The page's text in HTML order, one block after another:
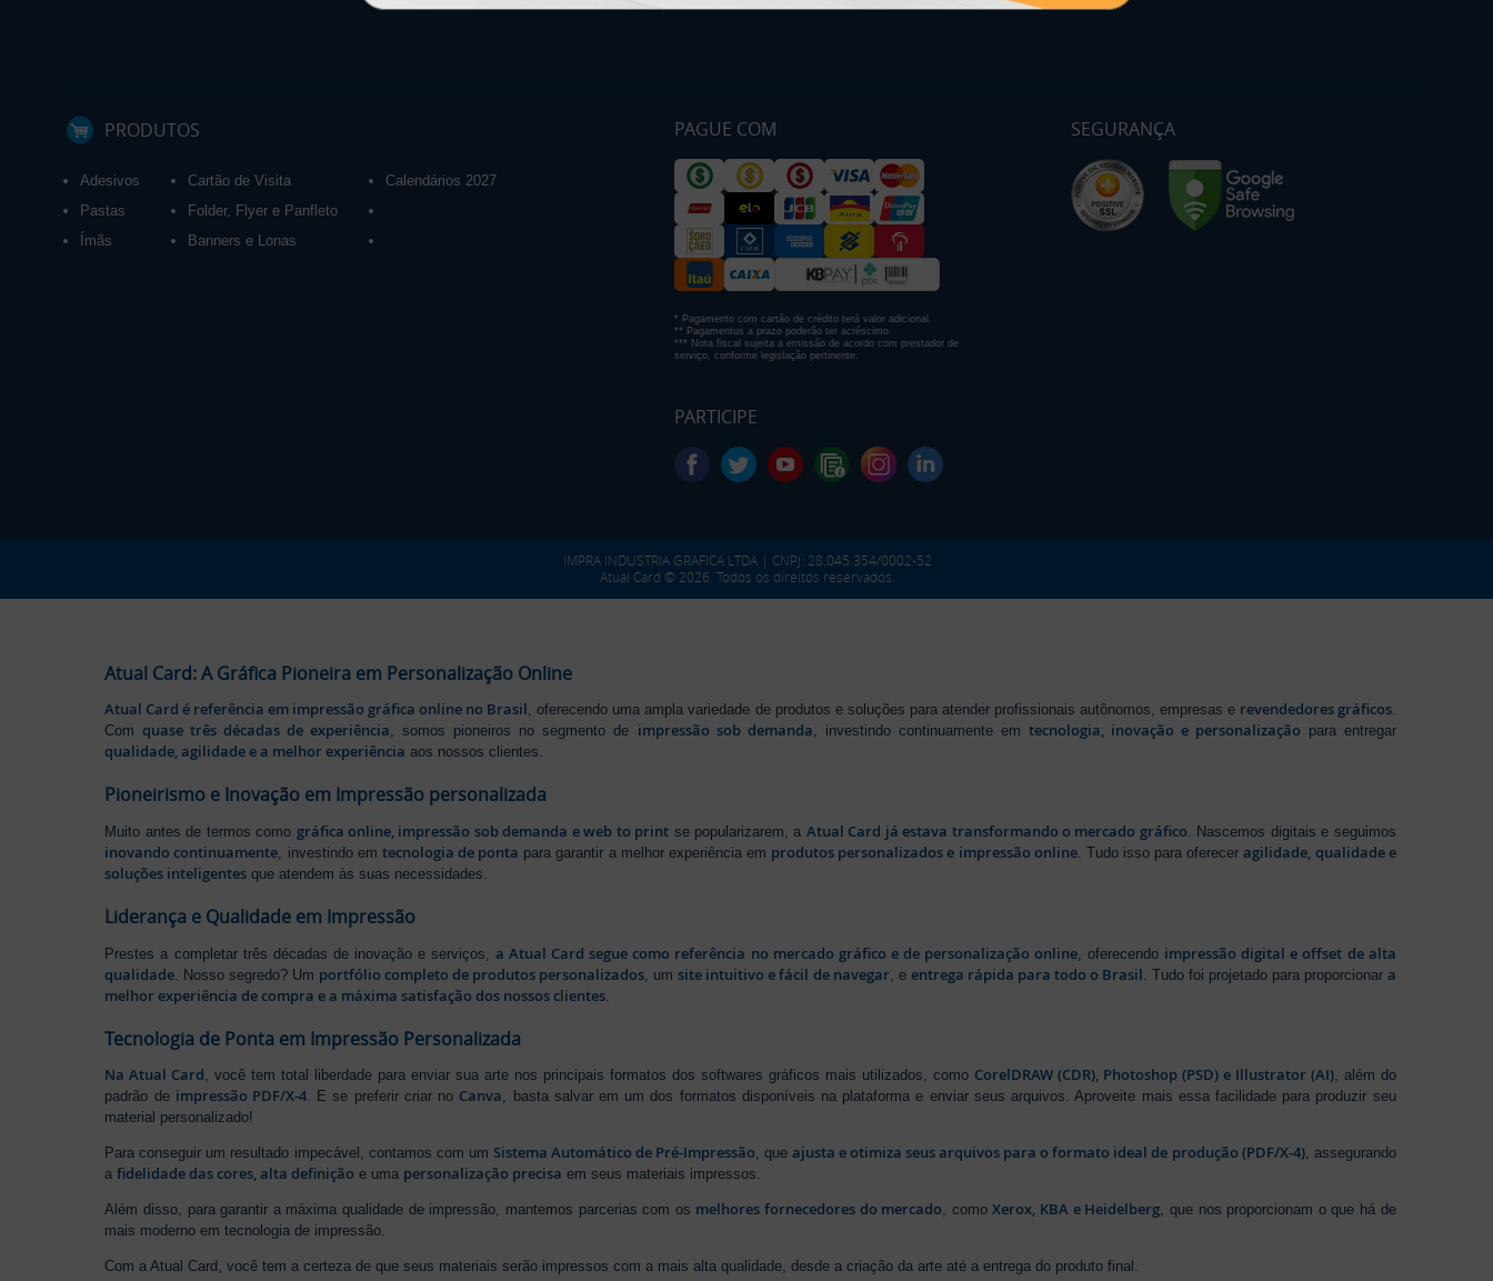
PRODUTOS
Adesivos
Pastas
Ímãs
Cartão de Visita
Folder, Flyer e Panfleto
Banners e Lonas
Calendários 2027
PAGUE COM
* Pagamento com cartão de crédito terá valor adicional.
** Pagamentos a prazo poderão ter acréscimo.
*** Nota fiscal sujeita a emissão de acordo com prestador de
serviço, conforme legislação pertinente.
PARTICIPE
SEGURANÇA
IMPRA INDUSTRIA GRAFICA LTDA | CNPJ: 28.045.354/0002-52
Atual Card © 2026. Todos os direitos reservados.
Atual Card: A Gráfica Pioneira em Personalização Online
Atual Card é referência em impressão gráfica online no Brasil, oferecendo uma ampla variedade de produtos e soluções para atender profissionais autônomos, empresas e revendedores gráficos.
Comquase três décadas de experiência, somos pioneiros no segmento de impressão sob demanda, investindo continuamente em tecnologia, inovação e personalização para entregar
qualidade, agilidade e a melhor experiência aos nossos clientes.
Pioneirismo e Inovação em Impressão personalizada
Muito antes de termos como gráfica online, impressão sob demanda e web to print se popularizarem, a Atual Card já estava transformando o mercado gráfico. Nascemos digitais e seguimos
inovando continuamente, investindo em tecnologia de ponta para garantir a melhor experiência em produtos personalizados e impressão online. Tudo isso para ofereceragilidade, qualidade e
soluções inteligentes que atendem às suas necessidades.
Liderança e Qualidade em Impressão
Prestes a completar três décadas de inovação e serviços,a Atual Card segue como referência no mercado gráfico e de personalização online , oferecendo impressão digital e offset de alta
qualidade . Nosso segredo? Um portfólio completo de produtos personalizados , um site intuitivo e fácil de navegar , e entrega rápida para todo o Brasil . Tudo foi projetado para proporcionar a
melhor experiência de compra e a máxima satisfação dos nossos clientes
Tecnologia de Ponta em Impressão Personalizada
Na Atual Card, você tem total liberdade para enviar sua arte nos principais formatos dos softwares gráficos mais utilizados, como CorelDRAW (CDR), Photoshop (PSD) e Illustrator (AI), além do
padrão de impressão PDF/X-4. E se preferir criar no Canva, basta salvar em um dos formatos disponíveis na plataforma e enviar seus arquivos. Aproveite mais essa facilidade para produzir seu
material personalizado!
Para conseguir um resultado impecável, contamos com um Sistema Automático de Pré-Impressão, queajusta e otimiza seus arquivos para o formato ideal de produção (PDF/X-4), assegurando
afidelidade das cores, alta definição e uma personalização precisa em seus materiais impressos.
Além disso, para garantir a máxima qualidade de impressão, mantemos parcerias com os melhores fornecedores do mercado, comoXerox, KBA e Heidelberg, que nos proporcionam o que há de
mais moderno em tecnologia de impressão.
Com a Atual Card, você tem a certeza de que seus materiais serão impressos com a mais alta qualidade, desde a criação da arte até a entrega do produto final.